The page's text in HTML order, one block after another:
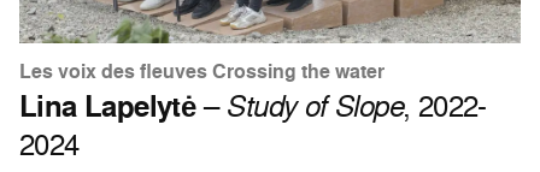
Les voix des fleuves Crossing the water
Lina Lapelytė–Study of Slope, 2022-
2024